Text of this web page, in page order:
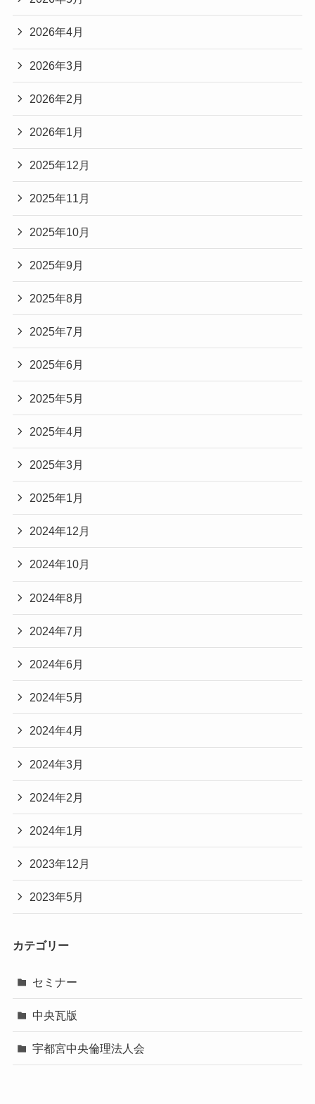
2026年4月
2026年3月
2026年2月
2026年1月
2025年12月
2025年11月
2025年10月
2025年9月
2025年8月
2025年7月
2025年6月
2025年5月
2025年4月
2025年3月
2025年1月
2024年12月
2024年10月
2024年8月
2024年7月
2024年6月
2024年5月
2024年4月
2024年3月
2024年2月
2024年1月
2023年12月
2023年5月
カテゴリー
セミナー
中央瓦版
宇都宮中央倫理法人会